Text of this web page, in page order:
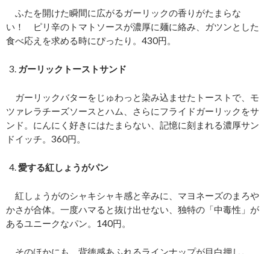
ふたを開けた瞬間に広がるガーリックの香りがたまらな
い！ ピリ辛のトマトソースが濃厚に麺に絡み、ガツンとした
食べ応えを求める時にぴったり。430円。
ガーリックトーストサンド
ガーリックバターをじゅわっと染み込ませたトーストで、モ
ツァレラチーズソースとハム、さらにフライドガーリックをサ
ンド。にんにく好きにはたまらない、記憶に刻まれる濃厚サン
ドイッチ。360円。
愛する紅しょうがパン
紅しょうがのシャキシャキ感と辛みに、マヨネーズのまろや
かさが合体。一度ハマると抜け出せない、独特の「中毒性」が
あるユニークなパン。140円。